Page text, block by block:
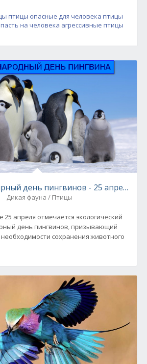
птицы опасные для человека птицы
на человека агрессивные птицы
день пингвинов - 25 апреля
Дикая фауна / Птицы
апреля отмечается экологический
день пингвинов, призывающий
сохранения животного